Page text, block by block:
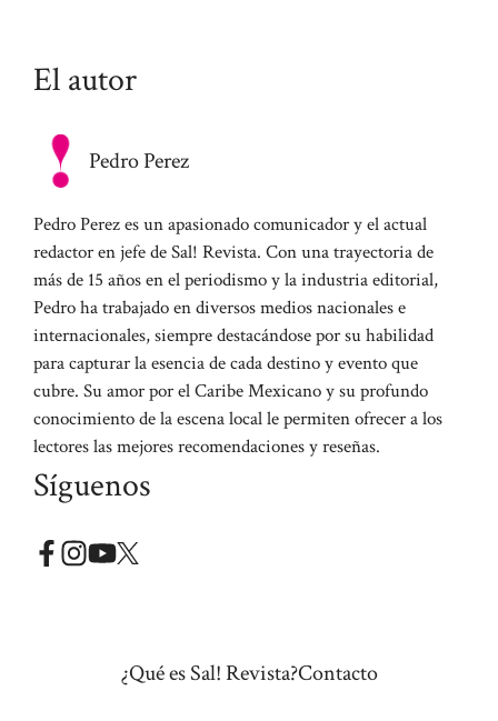
El autor
Pedro Perez
Pedro Perez es un apasionado comunicador y el actual
redactor en jefe de Sal! Revista. Con una trayectoria de
más de 15 años en el periodismo y la industria editorial,
Pedro ha trabajado en diversos medios nacionales e
internacionales, siempre destacándose por su habilidad
para capturar la esencia de cada destino y evento que
cubre. Su amor por el Caribe Mexicano y su profundo
conocimiento de la escena local le permiten ofrecer a los
lectores las mejores recomendaciones y reseñas.
Síguenos
¿Qué es Sal! Revista?Contacto